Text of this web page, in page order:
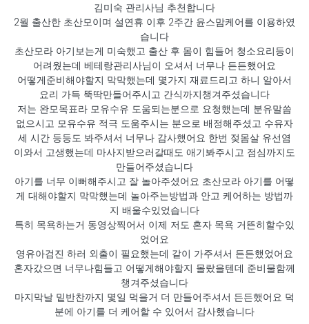
김미숙 관리사님 추천합니다
2월 출산한 초산모이며 설연휴 이후 2주간 윤스맘케어를 이용하였
습니다
초산모라 아기보는게 미숙했고 출산 후 몸이 힘들어 청소요리등이
어려웠는데 베테랑관리사님이 오셔서 너무나 든든했어요
어떻게준비해야할지 막막했는데 몇가지 재료드리고 하니 알아서
요리 가득 뚝딱만들어주시고 간식까지챙겨주셨습니다
저는 완모목표라 모유수유 도움되는분으로 요청했는데 분유말씀
없으시고 모유수유 적극 도움주시는 분으로 배정해주셨고 수유자
세 시간 등등도 봐주셔서 너무나 감사했어요 한번 젖몸살 유선염
이와서 고생했는데 마사지받으러갈때도 애기봐주시고 점심까지도
만들어주셨습니다
아기를 너무 이뻐해주시고 잘 놀아주셨어요 초산모라 아기를 어떻
게 대해야할지 막막했는데 놀아주는방법과 안고 케어하는 방법까
지 배울수있었습니다
특히 목욕하는거 동영상찍어서 이제 저도 혼자 목욕 거뜬히할수있
었어요
영유아검진 하러 외출이 필요했는데 같이 가주셔서 든든했었어요
혼자갔으면 너무나힘들고 어떻게해야할지 몰랐을텐데 준비물함께
챙겨주셨습니다
마지막날 밑반찬까지 몇일 먹을거 더 만들어주셔서 든든했어요 덕
분에 아기를 더 케어할 수 있어서 감사했습니다